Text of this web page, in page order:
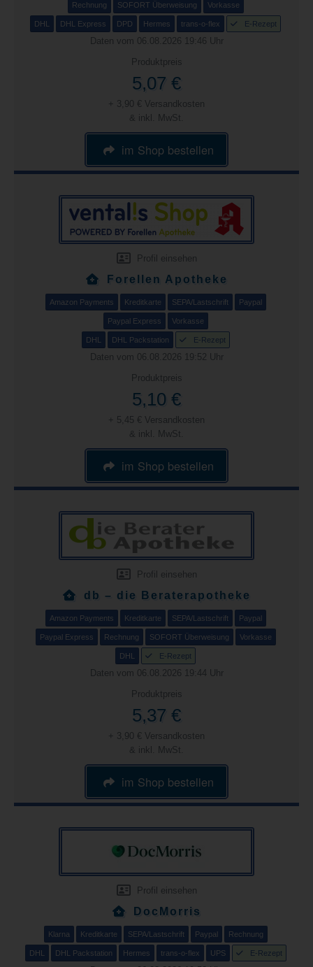
Rechnung SOFORT Überweisung Vorkasse
DHL DHL Express DPD Hermes trans-o-flex E-Rezept
Daten vom 06.08.2026 19:46 Uhr
Produktpreis
5,07 €
+ 3,90 € Versandkosten
& inkl. MwSt.
im Shop bestellen
Profil einsehen
Forellen Apotheke
Amazon Payments Kreditkarte SEPA/Lastschrift Paypal
Paypal Express Vorkasse
DHL DHL Packstation E-Rezept
Daten vom 06.08.2026 19:52 Uhr
Produktpreis
5,10 €
+ 5,45 € Versandkosten
& inkl. MwSt.
im Shop bestellen
Profil einsehen
db – die Beraterapotheke
Amazon Payments Kreditkarte SEPA/Lastschrift Paypal
Paypal Express Rechnung SOFORT Überweisung Vorkasse
DHL E-Rezept
Daten vom 06.08.2026 19:44 Uhr
Produktpreis
5,37 €
+ 3,90 € Versandkosten
& inkl. MwSt.
im Shop bestellen
Profil einsehen
DocMorris
Klarna Kreditkarte SEPA/Lastschrift Paypal Rechnung
DHL DHL Packstation Hermes trans-o-flex UPS E-Rezept